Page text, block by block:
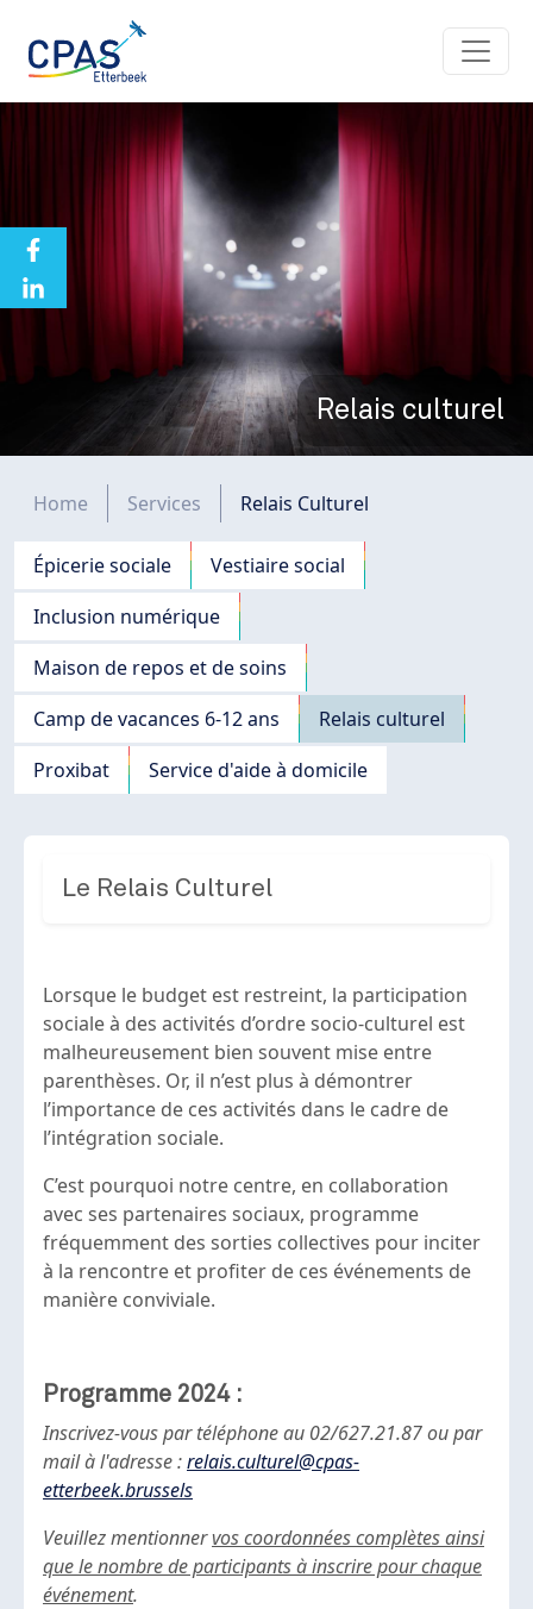
Relais culturel
Fil d'Ariane
Home Services Relais Culturel
Navigation principale
Épicerie sociale
Vestiaire social
Inclusion numérique
Maison de repos et de soins
Camp de vacances 6-12 ans
Relais culturel
Proxibat
Service d'aide à domicile
Le Relais Culturel
Lorsque le budget est restreint, la participation
sociale à des activités d’ordre socio-culturel est
malheureusement bien souvent mise entre
parenthèses. Or, il n’est plus à démontrer
l’importance de ces activités dans le cadre de
l’intégration sociale.
C’est pourquoi notre centre, en collaboration
avec ses partenaires sociaux, programme
fréquemment des sorties collectives pour inciter
à la rencontre et profiter de ces événements de
manière conviviale.
Programme 2024 :
Inscrivez-vous par téléphone au 02/627.21.87 ou par
mail à l'adresse :relais.culturel@cpas-
etterbeek.brussels
Veuillez mentionnervos coordonnées complètes ainsi
que le nombre de participants à inscrire pour chaque
événement.